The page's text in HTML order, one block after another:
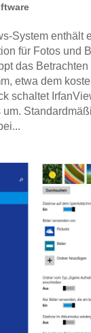
System enthält
für Fotos und
das
etwa dem
schaltet